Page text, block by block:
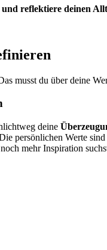
und reflektiere deinen
musst du über deine
deine
persönlichen Werte
mehr Inspiration